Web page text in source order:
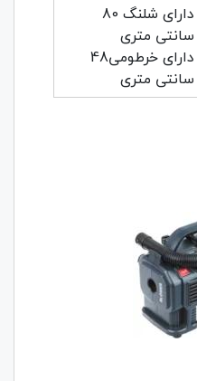
دارای شلنگ 80
سانتی متری
دارای خرطومی48
سانتی متری